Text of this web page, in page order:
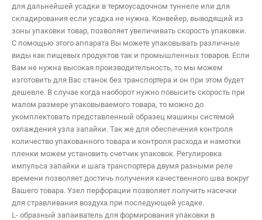
Имя:*
для дальнейшей усадки в термоусадочном туннеле или для
складирования если усадка не нужна. Конвейер, выводящий из
зоны упаковки товар, позволяет увеличивать скорость упаковки.
С помощью этого аппарата Вы можете упаковывать различные
виды как пищевых продуктов так и промышленных товаров. Если
Вам не нужна высокая производительность, то мы можем
изготовить для Вас станок без транспортера и он при этом будет
дешевле. В случае когда наоборот нужно повысить скорость при
малом размере упаковываемого товара, то можно до
укомплектовать представленный образец машины системой
охлаждения узла запайки. Так же для обеспечения контроля
количество упакованного товара и контроля расхода и намотки
пленки можем установить счетчик упаковок. Регулировка
импульса запайки и шага транспортера двумя разными реле
времени позволяет достичь получения качественного шва вокруг
Вашего товара. Узел перфорации позволяет получить насечки
для стравливания воздуха при последующей усадке.
L- образный запаиватель для формирования упаковки в